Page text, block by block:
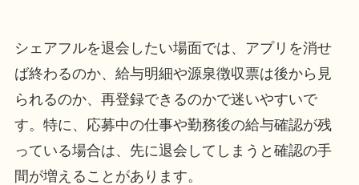
シェアフルを退会したい場面では、アプリを消せ
ば終わるのか、給与明細や源泉徴収票は後から見
られるのか、再登録できるのかで迷いやすいで
す。特に、応募中の仕事や勤務後の給与確認が残
っている場合は、先に退会してしまうと確認の手
間が増えることがあります。